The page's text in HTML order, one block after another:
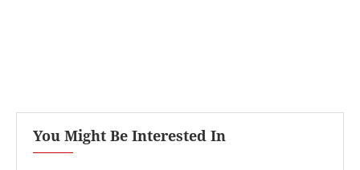
You Might Be Interested In